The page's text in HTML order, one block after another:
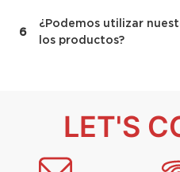
6
¿Podemos utilizar
los productos?
LET'S